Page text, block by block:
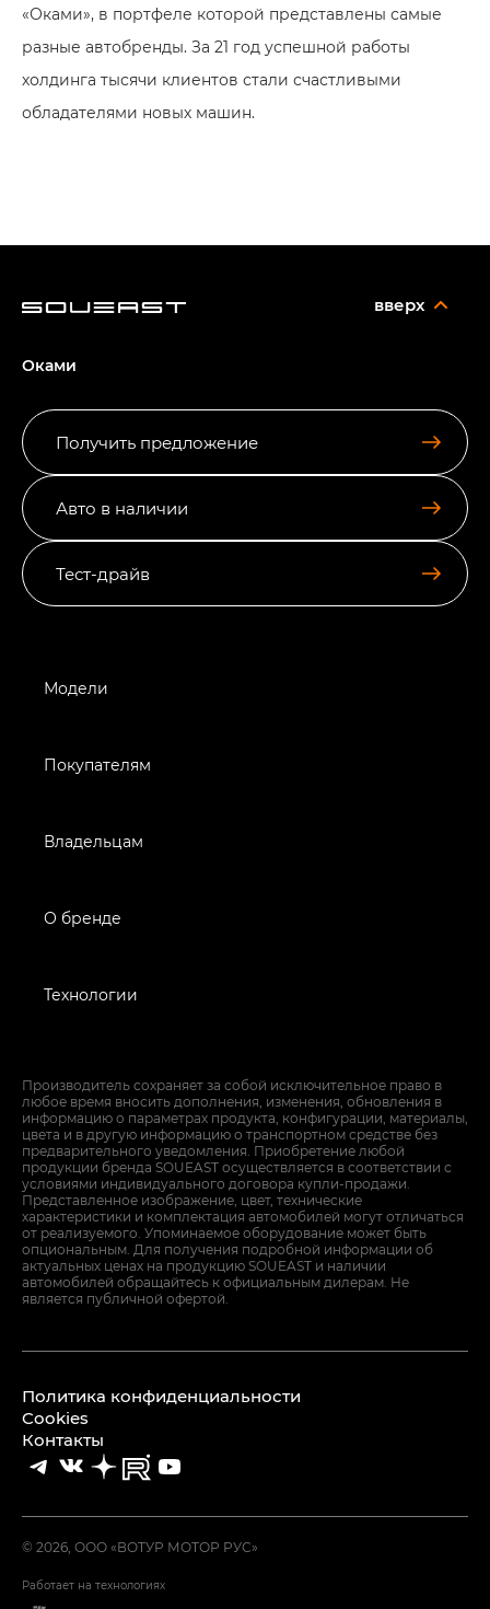
«Оками», в портфеле которой представлены самые
разные автобренды. За 21 год успешной работы
холдинга тысячи клиентов стали счастливыми
обладателями новых машин.
Получить предложение
Авто в наличии
Тест-драйв
вверх
Оками
Модели
Покупателям
Владельцам
О бренде
Технологии
Производитель сохраняет за собой исключительное право в
любое время вносить дополнения, изменения, обновления в
информацию о параметрах продукта, конфигурации, материалы,
цвета и в другую информацию о транспортном средстве без
предварительного уведомления. Приобретение любой
продукции бренда SOUEAST осуществляется в соответствии с
условиями индивидуального договора купли-продажи.
Представленное изображение, цвет, технические
характеристики и комплектация автомобилей могут отличаться
от реализуемого. Упоминаемое оборудование может быть
опциональным. Для получения подробной информации об
актуальных ценах на продукцию SOUEAST и наличии
автомобилей обращайтесь к официальным дилерам. Не
является публичной офертой.
© 2026, ООО «ВОТУР МОТОР РУС»
Политика конфиденциальности
Cookies
Контакты
Работает на технологиях